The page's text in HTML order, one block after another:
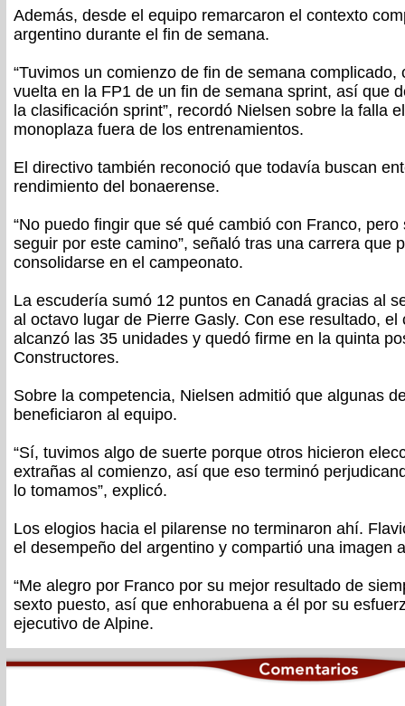
Además, desde el equipo remarcaron el contexto
argentino durante el fin de semana.
“Tuvimos un comienzo de fin de semana
vuelta en la FP1 de un fin de semana sprint, así que
la clasificación sprint”, recordó Nielsen sobre la falla
monoplaza fuera de los entrenamientos.
El directivo también reconoció que todavía buscan
rendimiento del bonaerense.
“No puedo fingir que sé qué cambió con Franco,
seguir por este camino”, señaló tras una carrera que
consolidarse en el campeonato.
La escudería sumó 12 puntos en Canadá gracias al
al octavo lugar de Pierre Gasly. Con ese resultado, el
alcanzó las 35 unidades y quedó firme en la quinta
Constructores.
Sobre la competencia, Nielsen admitió que algunas
beneficiaron al equipo.
“Sí, tuvimos algo de suerte porque otros hicieron
extrañas al comienzo, así que eso terminó
lo tomamos”, explicó.
Los elogios hacia el pilarense no terminaron ahí.
el desempeño del argentino y compartió una imagen
“Me alegro por Franco por su mejor resultado de
sexto puesto, así que enhorabuena a él por su
ejecutivo de Alpine.